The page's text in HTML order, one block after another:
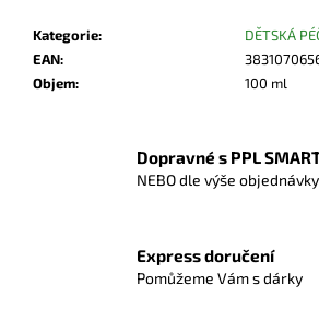
Kategorie:
DĚTSKÁ
EAN:
Objem: 100 ml
Dopravné s PPL
NEBO dle výše
Express doručení
Pomůžeme Vám s dárky